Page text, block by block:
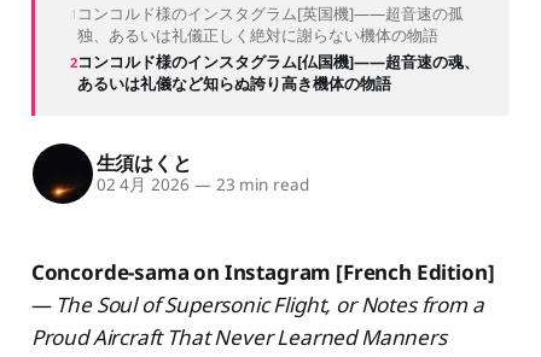
コンコルド様のインスタグラム[英国機]——超音速の孤
独、あるいは礼儀正しく絶対に謝らない機体の物語
コンコルド様のインスタグラム[仏国機]——超音速の魂、
あるいは礼儀など知らぬ誇り高き機体の物語
生須はくと
02 4月 2026 — 23 min read
Concorde-sama on Instagram [French Edition]
— The Soul of Supersonic Flight, or Notes from a
Proud Aircraft That Never Learned Manners